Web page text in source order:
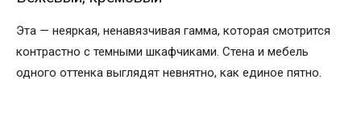
Эта — неяркая, ненавязчивая гамма, которая смотрится
контрастно с темными шкафчиками. Стена и мебель
одного оттенка выглядят невнятно, как единое пятно.